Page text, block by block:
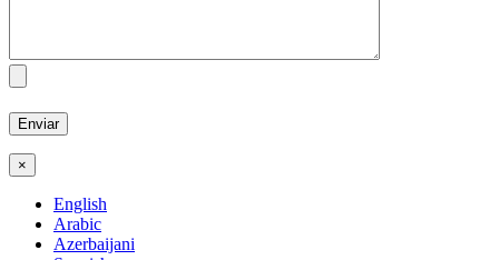
×
English
Arabic
Azerbaijani